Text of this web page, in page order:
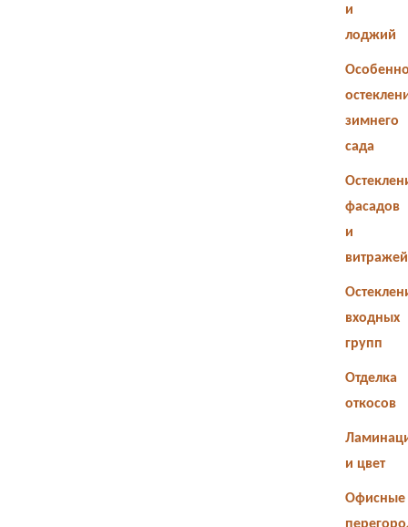
и
лоджий
зимнего
сада
фасадов
и
витражей
входных
групп
Отделка
откосов
и цвет
Офисные